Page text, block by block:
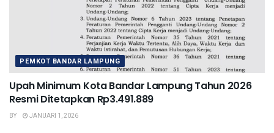
PEMKOT BANDAR LAMPUNG
Upah Minimum Kota Bandar Lampung Tahun 2026
Resmi Ditetapkan Rp3.491.889
BY JANUARI 1, 2026